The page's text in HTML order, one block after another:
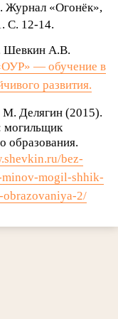
. Журнал «Огонёк»,
С. 12-14.
Шевкин А.В.
— обучение в
развития.
М. Делягин (2015).
могильщик
образования.
bez-
mogil-shhik-
obrazovaniya-2/